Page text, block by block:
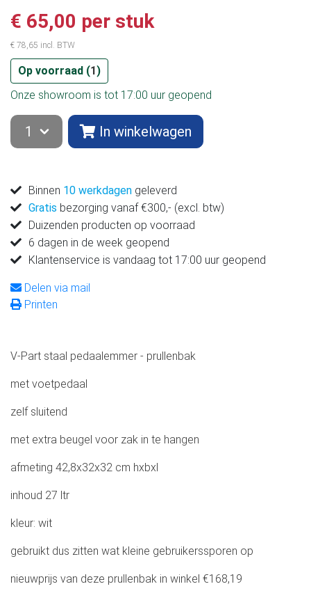
€ 65,00 per stuk
€ 78,65 incl. BTW
Op voorraad (1)
Onze showroom is tot 17:00 uur geopend
In winkelwagen
Binnen 10 werkdagen geleverd
Gratis bezorging vanaf €300,- (excl. btw)
Duizenden producten op voorraad
6 dagen in de week geopend
Klantenservice is vandaag tot 17:00 uur geopend
Delen via mail
Printen
V-Part staal pedaalemmer - prullenbak
met voetpedaal
zelf sluitend
met extra beugel voor zak in te hangen
afmeting 42,8x32x32 cm hxbxl
inhoud 27 ltr
kleur: wit
gebruikt dus zitten wat kleine gebruikerssporen op
nieuwprijs van deze prullenbak in winkel €168,19